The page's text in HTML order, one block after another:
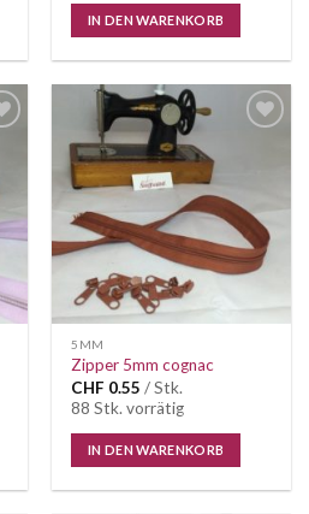
IN DEN WARENKORB
Wunschliste
5MM
Zipper 5mm cognac
CHF 0.55 / Stk.
88 Stk. vorrätig
IN DEN WARENKORB